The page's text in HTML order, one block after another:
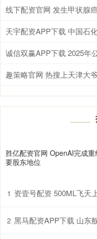
天宇配资APP下载 中国石
诚信双赢APP下载 2025年
胜亿配资官网 OpenAI完成
要股东地位
1 资壹号配资 500ML飞天上
2 黑马配资APP下载 山东舰